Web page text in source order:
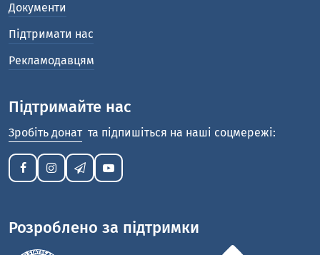
Документи
Підтримати нас
Рекламодавцям
Підтримайте нас
Зробіть донат та підпишіться на наші соцмережі:
Розроблено за підтримки